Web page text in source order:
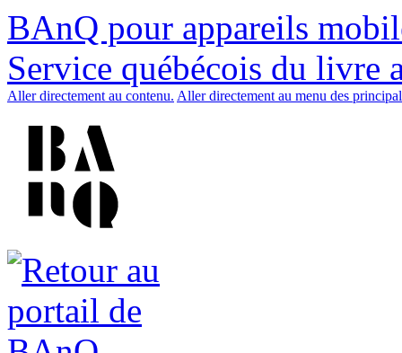
BAnQ pour appareils
Service québécois du livre
Aller directement au contenu. Aller directement au menu des